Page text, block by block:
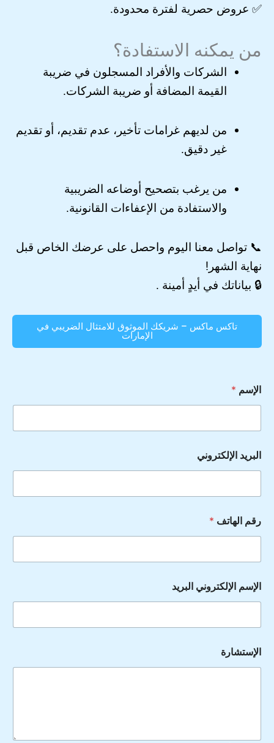
✅ عروض حصرية لفترة محدودة.
من يمكنه الاستفادة؟
الشركات والأفراد المسجلون في ضريبة
القيمة المضافة أو ضريبة الشركات.
من لديهم غرامات تأخير، عدم تقديم، أو تقديم
غير دقيق.
من يرغب بتصحيح أوضاعه الضريبية
والاستفادة من الإعفاءات القانونية.
📞 تواصل معنا اليوم واحصل على عرضك الخاص قبل
نهاية الشهر!
🔒 بياناتك في أيدٍ أمينة .
تاكس ماكس – شريكك الموثوق للامتثال الضريبي في
الإمارات
الإسم *
البريد الإلكتروني
رقم الهاتف *
الإسم الإلكتروني البريد
الإستشارة